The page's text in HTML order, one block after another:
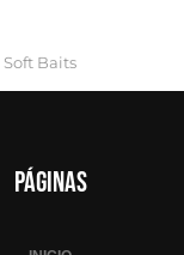
Soft Baits
Páginas